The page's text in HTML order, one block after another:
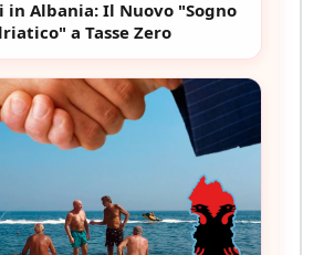
in Albania: Il Nuovo "Sogno
a Tasse Zero